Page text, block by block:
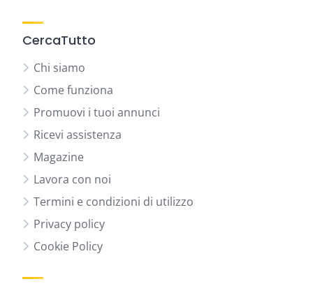
CercaTutto
Chi siamo
Come funziona
Promuovi i tuoi annunci
Ricevi assistenza
Magazine
Lavora con noi
Termini e condizioni di utilizzo
Privacy policy
Cookie Policy